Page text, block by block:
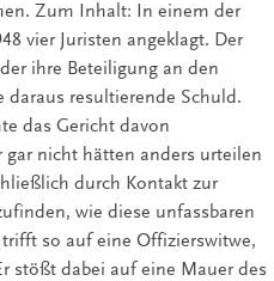
Zum Inhalt: In einem der
vier Juristen angeklagt. Der
ihre Beteiligung an den
daraus resultierende Schuld.
das Gericht davon
gar nicht hätten anders urteilen
durch Kontakt zur
wie diese unfassbaren
so auf eine Offizierswitwe,
stößt dabei auf eine Mauer des